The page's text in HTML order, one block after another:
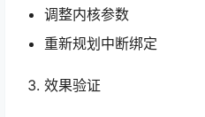
调整内核参数
重新规划中断绑定
效果验证